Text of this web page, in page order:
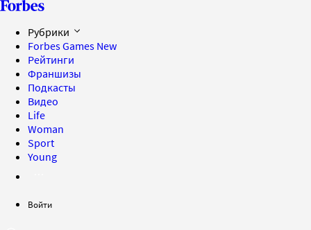
Рубрики
Forbes Games New
Рейтинги
Франшизы
Подкасты
Видео
Life
Woman
Sport
Young
Войти